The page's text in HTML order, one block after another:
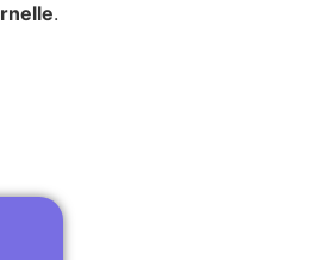
.